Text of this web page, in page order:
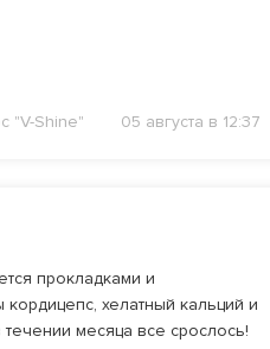
"V-Shine" 05 августа в 12:37
прокладками и
хелатный кальций и
месяца все срослось!